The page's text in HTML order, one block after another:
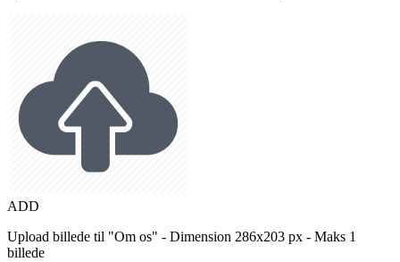
ADD
Upload billede til "Om os" - Dimension 286x203 px - Maks 1
billede